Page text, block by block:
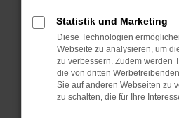
Betriebssystem auf dem
sind.
Veraltete Software birgt
Sicherheitsrisiko, sondern
führen, dass bestimmte
unterstützt werden.
Statistik und Marketing
Diese Technologien
Webseite zu analysieren, um
zu verbessern. Zudem werden
die von dritten
Sie auf anderen Webseiten zu
zu schalten, die für Ihre